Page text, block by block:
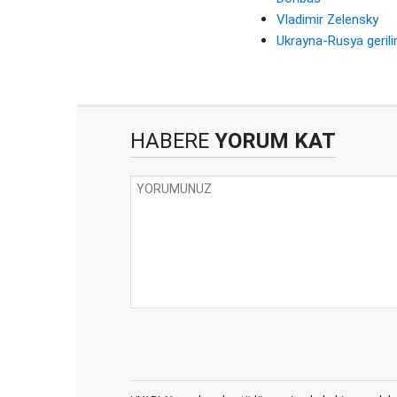
Vladimir Zelensky
Ukrayna-Rusya
HABERE YORUM KAT